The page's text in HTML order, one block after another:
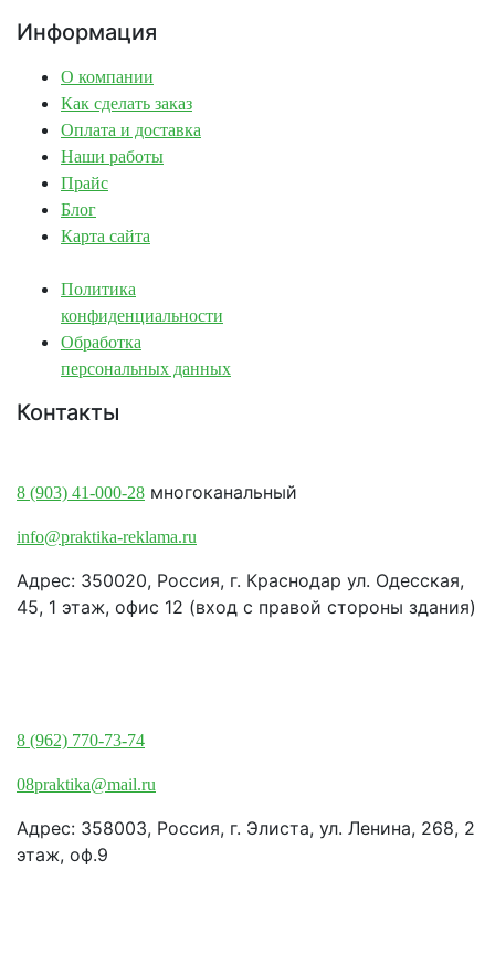
Информация
О компании
Как сделать заказ
Оплата и доставка
Наши работы
Прайс
Блог
Карта сайта
Политика
конфиденциальности
Обработка
персональных данных
Контакты
8 (903) 41-000-28 многоканальный
info@praktika-reklama.ru
Адрес: 350020, Россия, г. Краснодар ул. Одесская,
45, 1 этаж, офис 12 (вход с правой стороны здания)
8 (962) 770-73-74
08praktika@mail.ru
Адрес:​ 358003, Россия, г. Элиста, ул. Ленина, 268, 2
этаж, оф.9